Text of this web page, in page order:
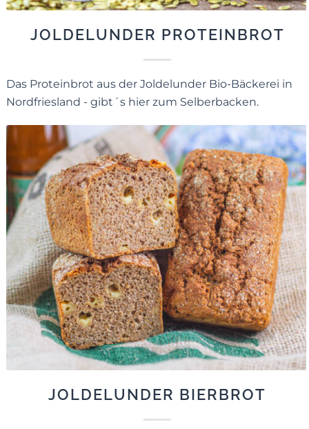
JOLDELUNDER PROTEINBROT
Das Proteinbrot aus der Joldelunder Bio-Bäckerei in
Nordfriesland - gibt´s hier zum Selberbacken.
JOLDELUNDER BIERBROT